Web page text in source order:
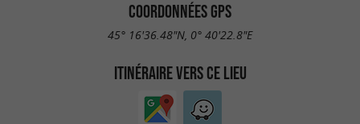
COORDONNÉES GPS
45° 16'36.48"N, 0° 40'22.8"E
ITINÉRAIRE VERS CE LIEU